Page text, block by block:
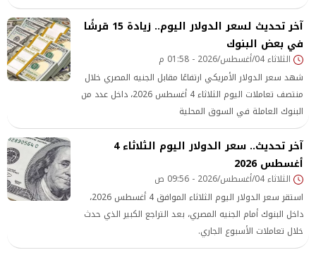
آخر تحديث لسعر الدولار اليوم.. زيادة 15 قرشًا
في بعض البنوك
الثلاثاء 04/أغسطس/2026 - 01:58 م
شهد سعر الدولار الأمريكي ارتفاعًا مقابل الجنيه المصري خلال
منتصف تعاملات اليوم الثلاثاء 4 أغسطس 2026، داخل عدد من
البنوك العاملة في السوق المحلية
آخر تحديث.. سعر الدولار اليوم الثلاثاء 4
أغسطس 2026
الثلاثاء 04/أغسطس/2026 - 09:56 ص
استقر سعر الدولار اليوم الثلاثاء الموافق 4 أغسطس 2026،
داخل البنوك أمام الجنيه المصري، بعد التراجع الكبير الذي حدث
خلال تعاملات الأسبوع الجاري.